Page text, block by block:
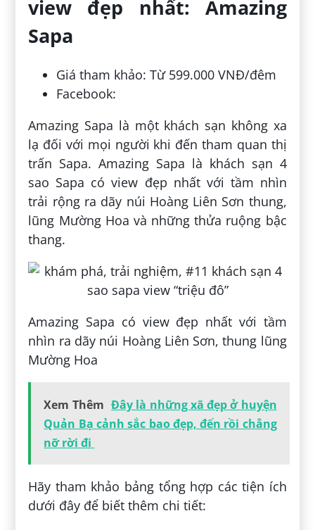
view đẹp nhất: Amazing
Sapa
Giá tham khảo: Từ 599.000 VNĐ/đêm
Facebook:
Amazing Sapa là một khách sạn không xa
lạ đối với mọi người khi đến tham quan thị
trấn Sapa. Amazing Sapa là khách sạn 4
sao Sapa có view đẹp nhất với tầm nhìn
trải rộng ra dãy núi Hoàng Liên Sơn thung,
lũng Mường Hoa và những thửa ruộng bậc
thang.
Amazing Sapa có view đẹp nhất với tầm
nhìn ra dãy núi Hoàng Liên Sơn, thung lũng
Mường Hoa
Xem Thêm Đây là những xã đẹp ở huyện
Quản Bạ cảnh sắc bao đẹp, đến rồi chẳng
nỡ rời đi
Hãy tham khảo bảng tổng hợp các tiện ích
dưới đây để biết thêm chi tiết: